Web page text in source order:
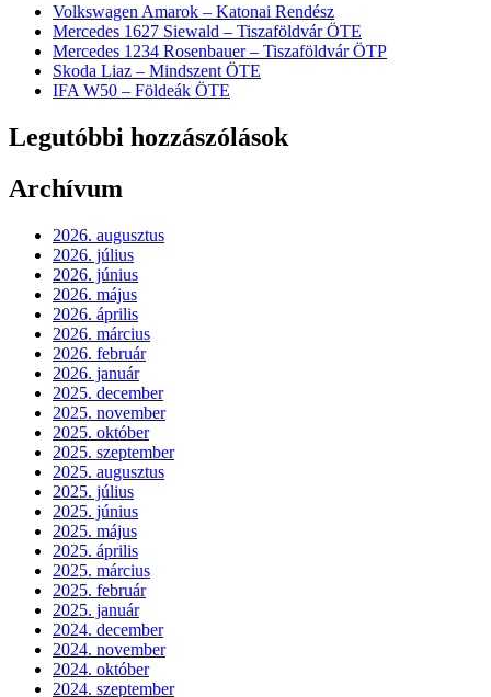
Volkswagen Amarok – Katonai Rendész
Mercedes 1627 Siewald – Tiszaföldvár ÖTE
Mercedes 1234 Rosenbauer – Tiszaföldvár ÖTP
Skoda Liaz – Mindszent ÖTE
IFA W50 – Földeák ÖTE
Legutóbbi hozzászólások
Archívum
2026. augusztus
2026. július
2026. június
2026. május
2026. április
2026. március
2026. február
2026. január
2025. december
2025. november
2025. október
2025. szeptember
2025. augusztus
2025. július
2025. június
2025. május
2025. április
2025. március
2025. február
2025. január
2024. december
2024. november
2024. október
2024. szeptember